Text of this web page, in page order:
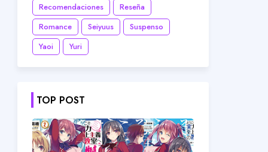
Recomendaciones
Reseña
Romance
Seiyuus
Suspenso
Yaoi
Yuri
TOP POST